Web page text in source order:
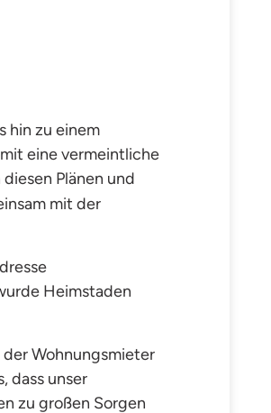
hin zu einem
eine vermeintliche
Plänen und
mit der
Heimstaden
Wohnungsmieter
dass unser
zu großen Sorgen